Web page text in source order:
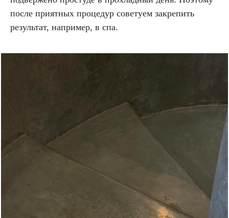
после приятных процедур советуем закрепить
результат, например, в спа.